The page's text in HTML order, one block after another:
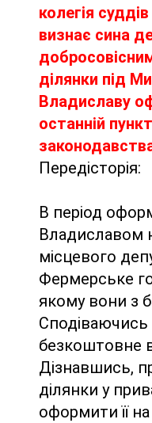
колегія
визнає сина
ділянки під
Владиславу
останній
Передісторія:
В період
Владиславом
місцевого
Фермерське
якому вони з
безкоштовне
Дізнавшись,
ділянки у
оформити її